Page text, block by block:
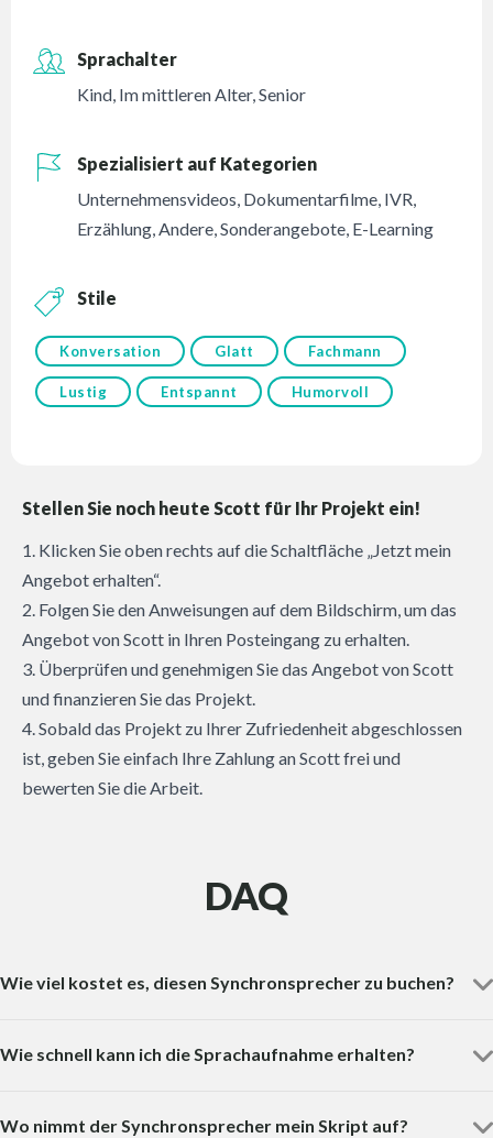
Sprachalter
Kind, Im mittleren Alter,Senior
Spezialisiert auf Kategorien
Unternehmensvideos, Dokumentarfilme, IVR,
Erzählung,Andere,Sonderangebote, E-Learning
Stile
Konversation Glatt Fachmann
Lustig Entspannt Humorvoll
Stellen Sie noch heute Scott für Ihr Projekt ein!
1. Klicken Sie oben rechts auf die Schaltfläche „Jetzt mein
Angebot erhalten“.
2. Folgen Sie den Anweisungen auf dem Bildschirm, um das
Angebot von Scott in Ihren Posteingang zu erhalten.
3. Überprüfen und genehmigen Sie das Angebot von Scott
und finanzieren Sie das Projekt.
4. Sobald das Projekt zu Ihrer Zufriedenheit abgeschlossen
ist, geben Sie einfach Ihre Zahlung an Scott frei und
bewerten Sie die Arbeit.
DAQ
Wie viel kostet es, diesen Synchronsprecher zu buchen?
Wie schnell kann ich die Sprachaufnahme erhalten?
Wo nimmt der Synchronsprecher mein Skript auf?